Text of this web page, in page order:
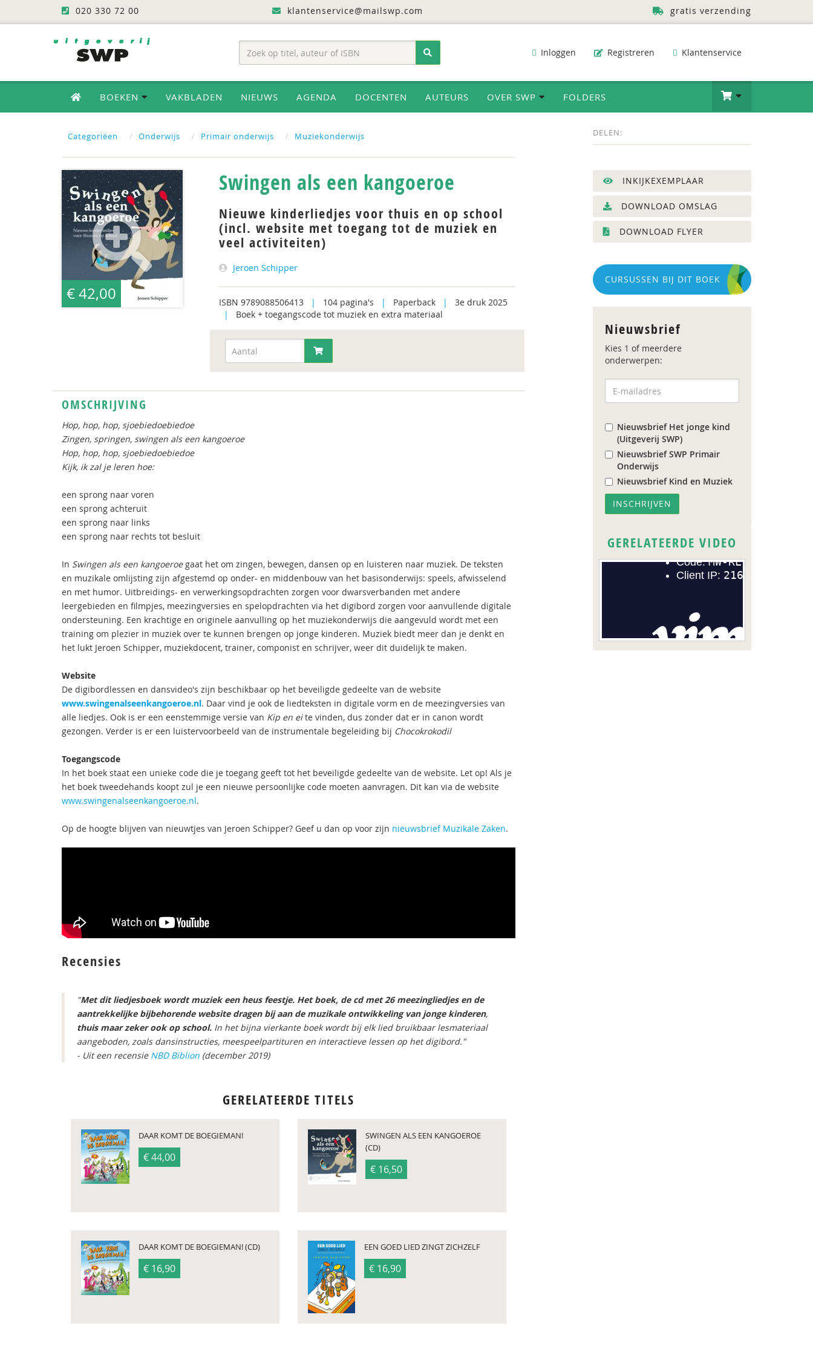
020 330 72 00 klantenservice@mailswp.com gratis verzending
Inloggen Registreren Klantenservice
BOEKEN VAKBLADEN NIEUWS AGENDA DOCENTEN AUTEURS OVER SWP FOLDERS
Categoriëen Onderwijs Primair onderwijs Muziekonderwijs DELEN:
€ 42,00
Swingen als een kangoeroe
Nieuwe kinderliedjes voor thuis en op school
(incl. website met toegang tot de muziek en
veel activiteiten)
Jeroen Schipper
ISBN 9789088506413 | 104 pagina's | Paperback |
3e druk 2025
|
Boek + toegangscode tot muziek en extra materiaal
OMSCHRIJVING
Hop, hop, hop, sjoebiedoebiedoe
Zingen, springen, swingen als een kangoeroe
Hop, hop, hop, sjoebiedoebiedoe
Kijk, ik zal je leren hoe:
een sprong naar voren
een sprong achteruit
een sprong naar links
een sprong naar rechts tot besluit
In Swingen als een kangoeroegaat het om zingen, bewegen, dansen op en luisteren naar muziek. De teksten
en muzikale omlijsting zijn afgestemd op onder- en middenbouw van het basisonderwijs: speels, afwisselend
en met humor. Uitbreidings- en verwerkingsopdrachten zorgen voor dwarsverbanden met andere
leergebieden en filmpjes, meezingversies en spelopdrachten via het digibord zorgen voor aanvullende digitale
ondersteuning. Een krachtige en originele aanvulling op het muziekonderwijs die aangevuld wordt met een
training om plezier in muziek over te kunnen brengen op jonge kinderen. Muziek biedt meer dan je denkt en
het lukt Jeroen Schipper, muziekdocent, trainer, componist en schrijver, weer dit duidelijk te maken.
Website
De digibordlessen en dansvideo's zijn beschikbaar op het beveiligde gedeelte van de website
www.swingenalseenkangoeroe.nl. Daar vind je ook de liedteksten in digitale vorm en de meezingversies van
alle liedjes. Ook is er een eenstemmige versie van Kip en eite vinden, dus zonder dat er in canon wordt
gezongen. Verder is er een luistervoorbeeld van de instrumentale begeleiding bij Chocokrokodil
Toegangscode
In het boek staat een unieke code die je toegang geeft tot het beveiligde gedeelte van de website. Let op! Als je
het boek tweedehands koopt zul je een nieuwe persoonlijke code moeten aanvragen. Dit kan via de website
www.swingenalseenkangoeroe.nl.
Op de hoogte blijven van nieuwtjes van Jeroen Schipper? Geef u dan op voor zijn nieuwsbrief Muzikale Zaken.
Recensies
"Met dit liedjesboek wordt muziek een heus feestje. Het boek, de cd met 26 meezingliedjes en de
aantrekkelijke bijbehorende website dragen bij aan de muzikale ontwikkeling van jonge kinderen,
thuis maar zeker ook op school. In het bijna vierkante boek wordt bij elk lied bruikbaar lesmateriaal
aangeboden, zoals dansinstructies, meespeelpartituren en interactieve lessen op het digibord."
- Uit een recensie NBD Biblion (december 2019)
GERELATEERDE TITELS
DAAR KOMT DE BOEGIEMAN!
€ 44,00
SWINGEN ALS EEN KANGOEROE
(CD)
€ 16,50
DAAR KOMT DE BOEGIEMAN! (CD)
€ 16,90
EEN GOED LIED ZINGT ZICHZELF
€ 16,90
INKIJKEXEMPLAAR
DOWNLOAD OMSLAG
DOWNLOAD FLYER
CURSUSSEN BIJ DIT BOEK
Nieuwsbrief
Kies 1 of meerdere
onderwerpen:
Nieuwsbrief Het jonge kind
(Uitgeverij SWP)
Nieuwsbrief SWP Primair
Onderwijs
Nieuwsbrief Kind en Muziek
GERELATEERDE VIDEO